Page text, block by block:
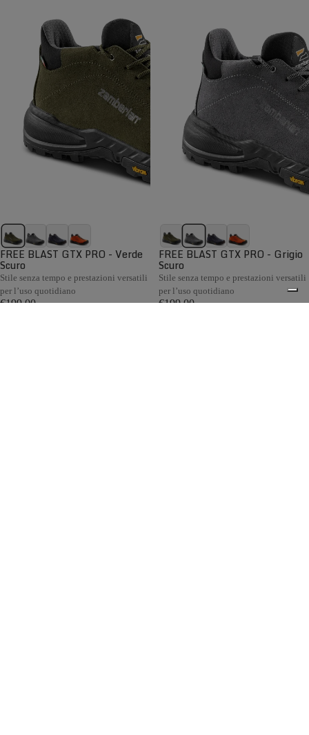
FREE BLAST GTX PRO - Verde
Scuro
Stile senza tempo e prestazioni versatili
per l’uso quotidiano
€199,00
FREE BLAST GTX PRO - Grigio
Scuro
Stile senza tempo e prestazioni versatili
per l’uso quotidiano
€199,00